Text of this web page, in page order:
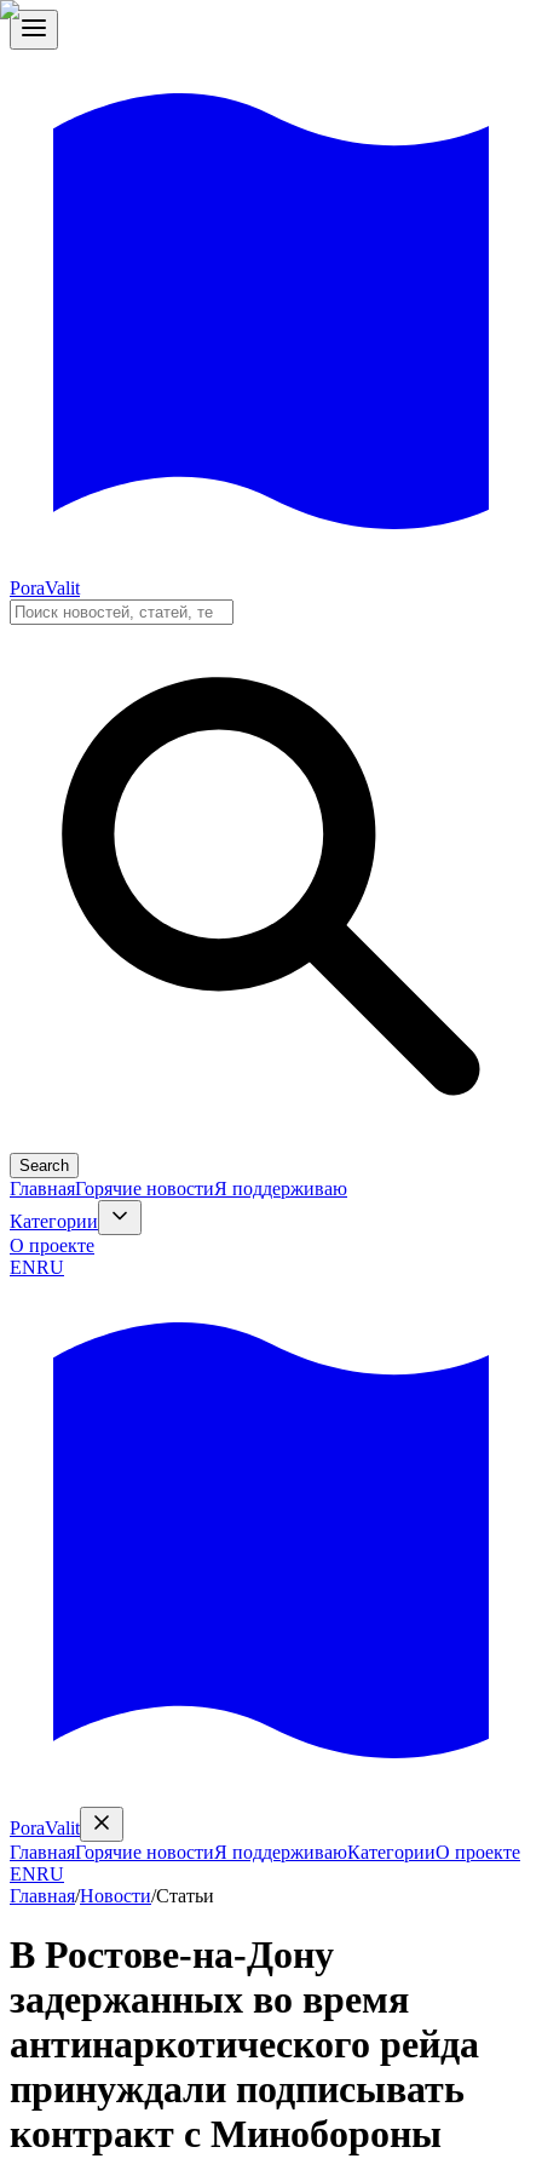
PoraValit
Search
ГлавнаяГорячие новостиЯ поддерживаю
Категории
О проекте
ENRU
PoraValit
ГлавнаяГорячие новостиЯ поддерживаюКатегорииО проекте
ENRU
Главная/Новости/Статьи
В Ростове-на-Дону
задержанных во время
антинаркотического рейда
принуждали подписывать
контракт с Минобороны